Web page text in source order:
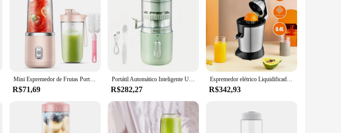
Mini Espremedor de Frutas Portátil Elétrico, Carregamento USB, Limão, Laranja, Copo de sumo, Liquidificador Smoothie, Máquina, Eletrodomésticos de cozinha, 400ml
R$71,69
Portátil Automático Inteligente USB Carregamento Sem Fio Mini Juicer Garrafa, Liquidificador Elétrico Portátil, Misturador de Frutas, 400ml Cup
R$282,27
Espremedor elétrico Liquidificador portátil, aço inoxidável, espremedor de mão, máquina misturadora de frutas, fabricante de suco de cozinha, 110V, 220V, 400ml
R$342,93